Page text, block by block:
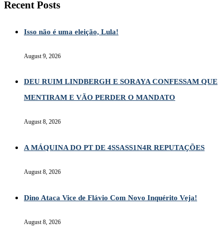
Recent Posts
Isso não é uma eleição, Lula!
August 9, 2026
DEU RUIM LINDBERGH E SORAYA CONFESSAM QUE
MENTIRAM E VÃO PERDER O MANDATO
August 8, 2026
A MÁQUINA DO PT DE 4SSASS1N4R REPUTAÇÕES
August 8, 2026
Dino Ataca Vice de Flávio Com Novo Inquérito Veja!
August 8, 2026